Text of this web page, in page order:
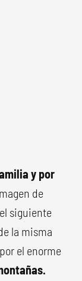
y por
de
siguiente
la misma
el enorme